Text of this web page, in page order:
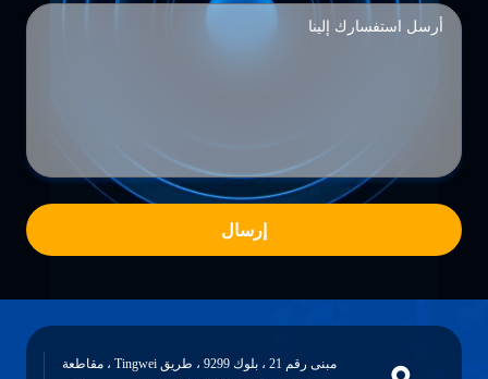
إرسال
مبنى رقم 21 ، بلوك 9299 ، طريق Tingwei ، مقاطعة